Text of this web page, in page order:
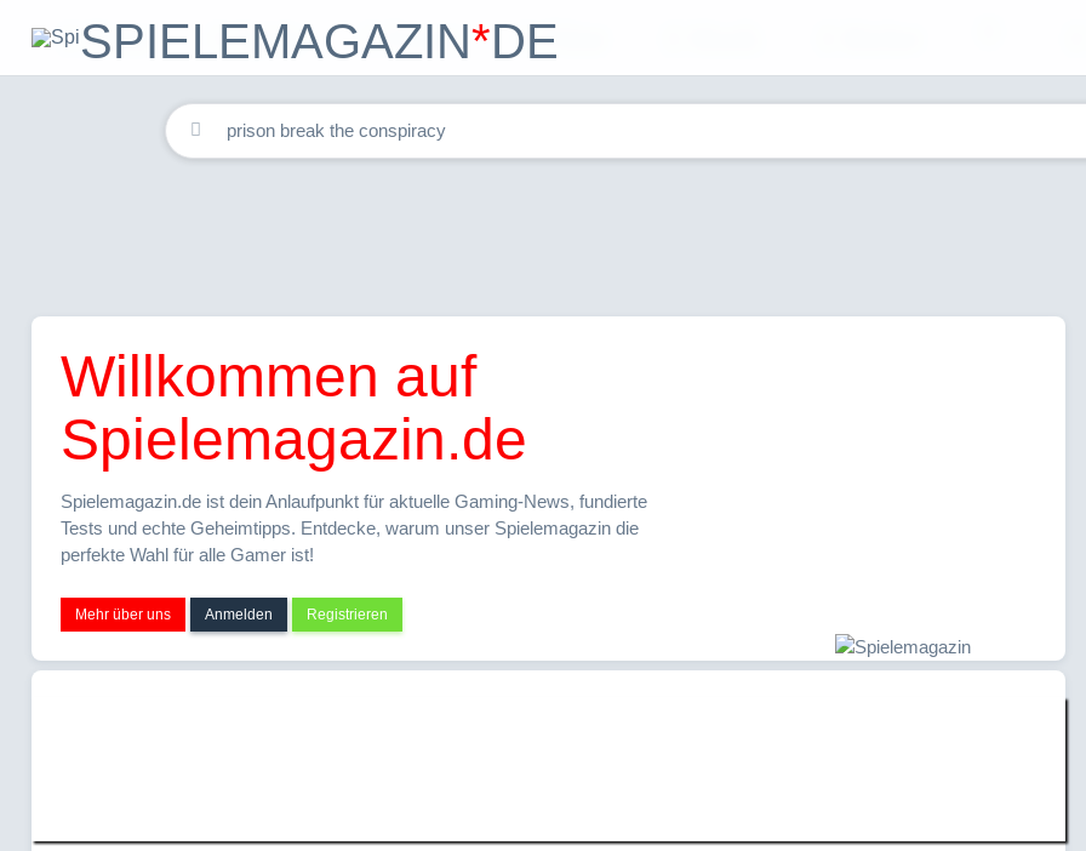
SPIELEMAGAZIN*DE
Home Spiele Forum Filme
Willkommen auf
Spielemagazin.de
Spielemagazin.de ist dein Anlaufpunkt für aktuelle Gaming-News, fundierte
Tests und echte Geheimtipps. Entdecke, warum unser Spielemagazin die
perfekte Wahl für alle Gamer ist!
Mehr über uns Anmelden Registrieren